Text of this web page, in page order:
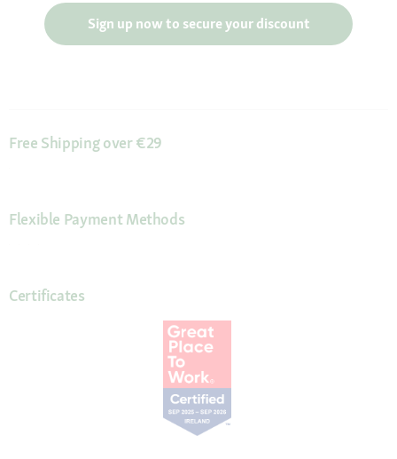
Sign up now to secure your discount
Free Shipping over €29
Flexible Payment Methods
Certificates